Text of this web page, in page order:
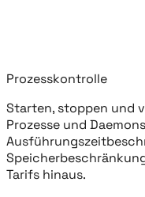
Prozesskontrolle
Starten, stoppen und
Prozesse und
Tarifs hinaus.